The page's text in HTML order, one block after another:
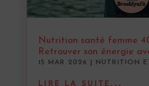
Nutrition santé femme
Retrouver son énergie
15 MAR 2026 NUTRITION
LIRE LA SUITE...